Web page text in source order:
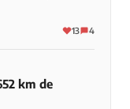
13 4
km de